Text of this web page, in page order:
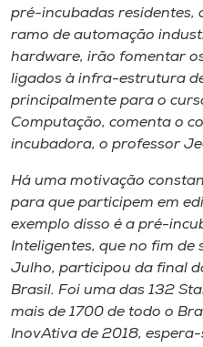
pré-incubadas residentes,
ramo de automação
hardware, irão fomentar
ligados à infra-estrutura
principalmente para o
Computação, comenta o
incubadora, o professor
Há uma motivação
para que participem em
exemplo disso é a pré-
Inteligentes, que no fim de
Julho, participou da final
Brasil. Foi uma das 132
mais de 1700 de todo o
InovAtiva de 2018,